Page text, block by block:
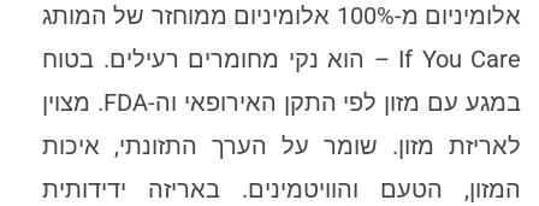
אלומיניום מ-100% אלומיניום ממוחזר של המותג
If You Care – הוא נקי מחומרים רעילים. בטוח
במגע עם מזון לפי התקן האירופאי וה-FDA. מצוין
לאריזת מזון. שומר על הערך התזונתי, איכות
המזון, הטעם והוויטמינים. באריזה ידידותית